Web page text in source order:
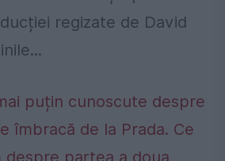
regizate de David